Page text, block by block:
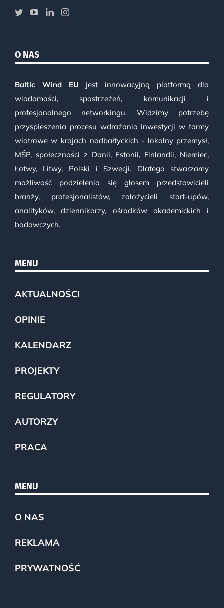
O NAS
Baltic Wind EU jest innowacyjną platformą dla
wiadomości, spostrzeżeń, komunikacji i
profesjonalnego networkingu. Widzimy potrzebę
przyspieszenia procesu wdrażania inwestycji w farmy
wiatrowe w krajach nadbałtyckich - lokalny przemysł,
MŚP, społeczności z Danii, Estonii, Finlandii, Niemiec,
Łotwy, Litwy, Polski i Szwecji. Dlatego stwarzamy
możliwość podzielenia się głosem przedstawicieli
branży, profesjonalistów, założycieli start-upów,
analityków, dziennikarzy, ośrodków akademickich i
badawczych.
MENU
AKTUALNOŚCI
OPINIE
KALENDARZ
PROJEKTY
REGULATORY
AUTORZY
PRACA
MENU
O NAS
REKLAMA
PRYWATNOŚĆ